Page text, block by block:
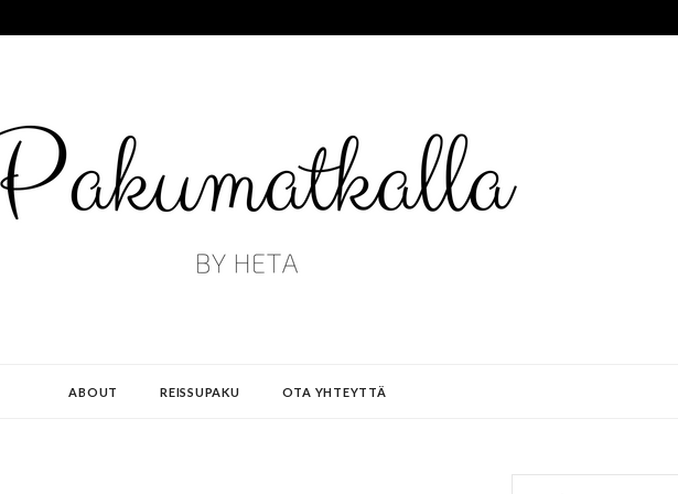
ABOUT REISSUPAKU OTA YHTEYTTÄ